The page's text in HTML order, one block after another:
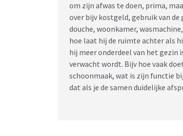
om zijn afwas te doen, prima,
over bijv kostgeld, gebruik van
douche, woonkamer,
hoe laat hij de ruimte achter als
hij meer onderdeel van het gezin
verwacht wordt. Bijv hoe vaak
schoonmaak, wat is zijn functie
dat als je de samen duidelijke